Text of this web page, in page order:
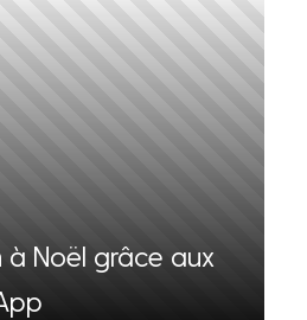
à Noël grâce aux